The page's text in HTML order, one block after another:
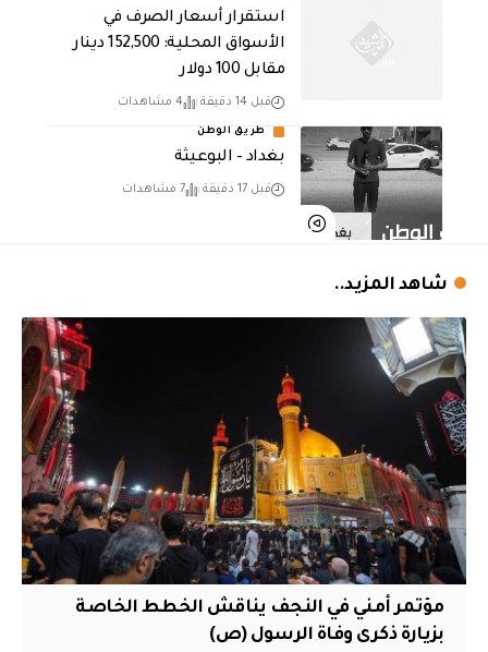
استقرار أسعار الصرف في
الأسواق المحلية: 152,500 دينار
مقابل 100 دولار
قبل 14 دقيقة 4 مشاهدات
طريق الوطن
بغداد – البوعيثة
قبل 17 دقيقة 7 مشاهدات
شاهد المزيد..
مؤتمر أمني في النجف يناقش الخطط الخاصة
بزيارة ذكرى وفاة الرسول (ص)